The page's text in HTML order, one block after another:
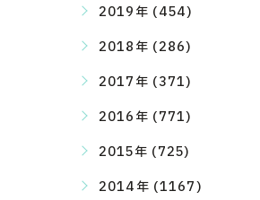
2019年 (454)
2018年 (286)
2017年 (371)
2016年 (771)
2015年 (725)
2014年 (1167)